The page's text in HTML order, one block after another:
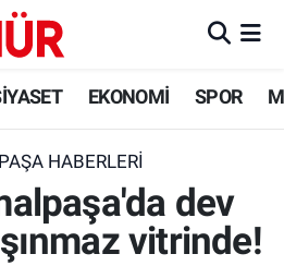
EKONOMİ SPOR
HABERLERI
dev
vitrinde!
Haritası